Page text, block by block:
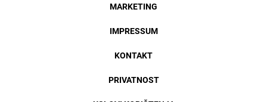
MARKETING
IMPRESSUM
KONTAKT
PRIVATNOST